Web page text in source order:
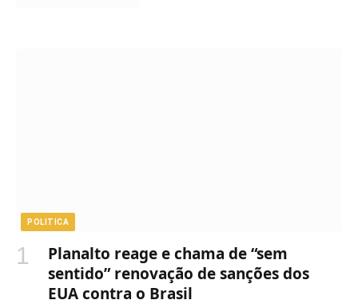
POLITICA
Planalto reage e chama de “sem
sentido” renovação de sanções dos
EUA contra o Brasil